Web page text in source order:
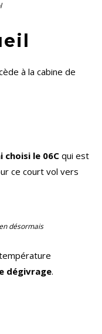
à la cabine de
choisi le 06C qui est
ce court vol vers
désormais
dégivrage.